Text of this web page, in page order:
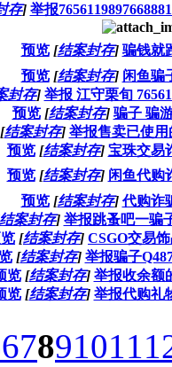
存] 举报
预览 [结案封存] 骗钱就
预览 [结案封存] 闲鱼骗
封存] 举报 江守栗旬
预览 [结案封存] 骗子 骗
[结案封存] 举报售卖已使用
预览 [结案封存] 宝珠交易
预览 [结案封存] 闲鱼代购
预览 [结案封存] 代购诈
案封存] 举报跳蚤吧一骗
[结案封存] CSGO交易
[结案封存] 举报骗子
览 [结案封存] 举报收余额
览 [结案封存] 举报代购礼
67891011